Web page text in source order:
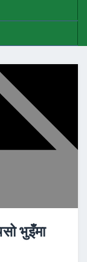
भुइँमा